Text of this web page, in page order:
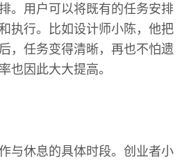
。用户可以将既有的任务安排
执行。比如设计师小陈，他把
，任务变得清晰，再也不怕遗
也因此大大提高。
与休息的具体时段。创业者小